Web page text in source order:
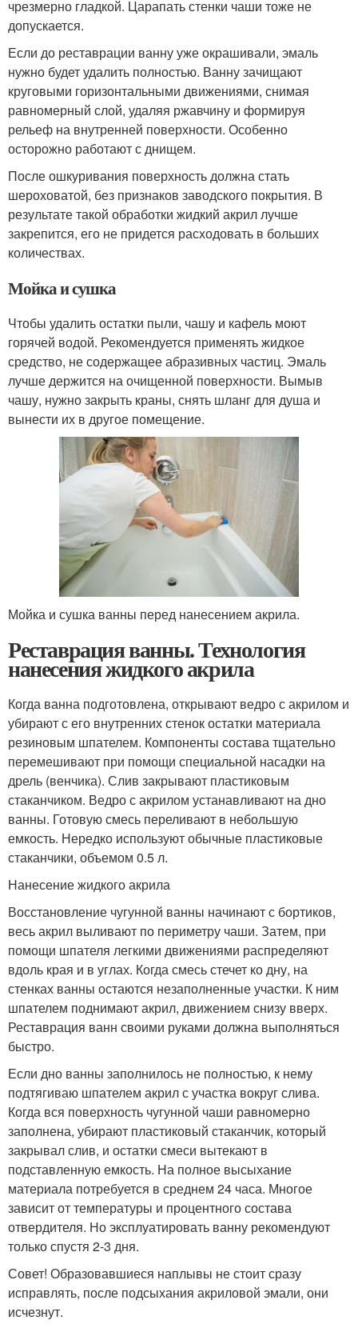
чрезмерно гладкой. Царапать стенки чаши тоже не
допускается.
Если до реставрации ванну уже окрашивали, эмаль
нужно будет удалить полностью. Ванну зачищают
круговыми горизонтальными движениями, снимая
равномерный слой, удаляя ржавчину и формируя
рельеф на внутренней поверхности. Особенно
осторожно работают с днищем.
После ошкуривания поверхность должна стать
шероховатой, без признаков заводского покрытия. В
результате такой обработки жидкий акрил лучше
закрепится, его не придется расходовать в больших
количествах.
Мойка и сушка
Чтобы удалить остатки пыли, чашу и кафель моют
горячей водой. Рекомендуется применять жидкое
средство, не содержащее абразивных частиц. Эмаль
лучше держится на очищенной поверхности. Вымыв
чашу, нужно закрыть краны, снять шланг для душа и
вынести их в другое помещение.
Мойка и сушка ванны перед нанесением акрила.
Реставрация ванны. Технология
нанесения жидкого акрила
Когда ванна подготовлена, открывают ведро с акрилом и
убирают с его внутренних стенок остатки материала
резиновым шпателем. Компоненты состава тщательно
перемешивают при помощи специальной насадки на
дрель (венчика). Слив закрывают пластиковым
стаканчиком. Ведро с акрилом устанавливают на дно
ванны. Готовую смесь переливают в небольшую
емкость. Нередко используют обычные пластиковые
стаканчики, объемом 0.5 л.
Нанесение жидкого акрила
Восстановление чугунной ванны начинают с бортиков,
весь акрил выливают по периметру чаши. Затем, при
помощи шпателя легкими движениями распределяют
вдоль края и в углах. Когда смесь стечет ко дну, на
стенках ванны остаются незаполненные участки. К ним
шпателем поднимают акрил, движением снизу вверх.
Реставрация ванн своими руками должна выполняться
быстро.
Если дно ванны заполнилось не полностью, к нему
подтягиваю шпателем акрил с участка вокруг слива.
Когда вся поверхность чугунной чаши равномерно
заполнена, убирают пластиковый стаканчик, который
закрывал слив, и остатки смеси вытекают в
подставленную емкость. На полное высыхание
материала потребуется в среднем 24 часа. Многое
зависит от температуры и процентного состава
отвердителя. Но эксплуатировать ванну рекомендуют
только спустя 2-3 дня.
Совет! Образовавшиеся наплывы не стоит сразу
исправлять, после подсыхания акриловой эмали, они
исчезнут.